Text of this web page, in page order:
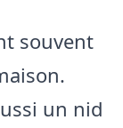
souvent
un nid